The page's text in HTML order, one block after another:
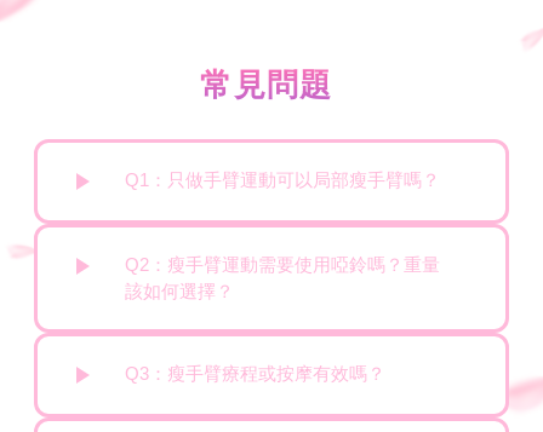
常見問題
Q1：只做手臂運動可以局部瘦手臂嗎？
Q2：瘦手臂運動需要使用啞鈴嗎？重量
該如何選擇？
Q3：瘦手臂療程或按摩有效嗎？